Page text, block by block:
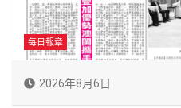
每日報章
2026年8月6日